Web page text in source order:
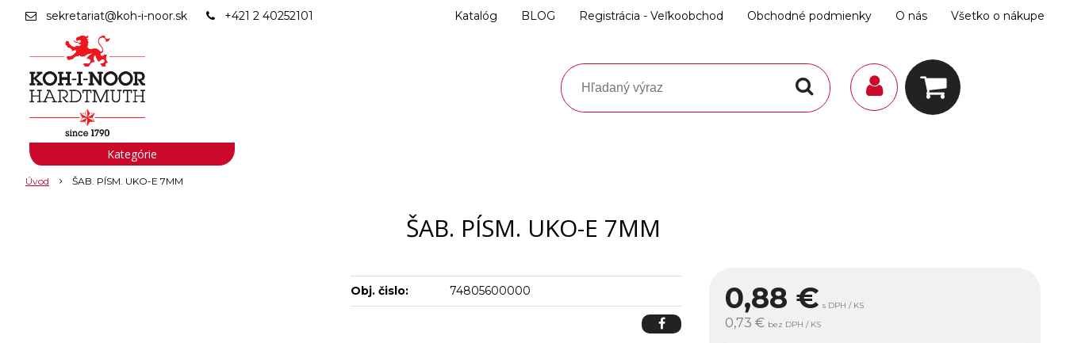
sekretariat@koh-i-noor.sk +421 2 40252101 Katalóg BLOG Registrácia - Veľkoobchod Obchodné podmienky O nás Všetko o nákupe
Úvod ŠAB. PÍSM. UKO-E 7MM
ŠAB. PÍSM. UKO-E 7MM
0,88 € s DPH / KS
0,73 € bez DPH / KS
Obj. čislo: 74805600000
Kategórie